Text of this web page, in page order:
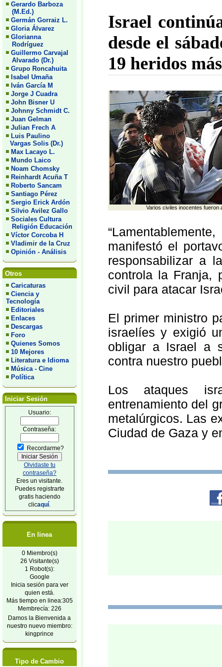
Gerardo Barboza
(M.Ed.)
Germán Gorraiz L.
Gloria Álvarez
Glorianna
Rodríguez
Guillermo Carvajal
Alvarado (Dr.)
Grupo Roncahuita
Isabel Umaña
Iván García M
Jorge J Cuadra
John Bisner U
Johnny Schmidt C.
Juan Gelman
Julian Frech A
Luis Paulino
Vargas Solis (Dr.)
Max Lacayo L.
Mundo Laico
Noam Chomsky
Reinhardt Acuña T
Roberto Sancam
Santiago Pérez
Sergio Erick Ardón
Silvio Avilez Gallo
Sociales Cultura
Religión Educación
Víctor Corcoba H
Vladimir de la Cruz
Opinión - Análisis
Otros
Caricaturas
Ciencia y
Tecnología
Editoriales
Enlaces
Descargas
Foro
Quienes Somos
10 Mejores
Literatura e Idioma
Música - Cine
Política
Iniciar Sesión
Usuario:
Contraseña:
Recordarme?
Olvidaste tu
contraseña?
Eres un visitante.
Puedes registrarte
gratis haciendo
clicaquí
En linea
0 Miembro(s)
26 Visitante(s)
1 Robot(s):
Google
Inicia sesión para ver
quien está.
Más tiempo en linea:305
Membrecía: 226
Damos la Bienvenida a
nuestro nuevo miembro:
kingprince
Tipo de Cambio
Israel
desde el
19 heridos más
Varios civiles inocentes fueron
manifestó el
responsabilizar a
controla la Franja,
civil para atacar
El primer ministro
israelíes y exigió
obligar a Israel a
contra nuestro
Los ataques
entrenamiento del
metalúrgicos. Las
Ciudad de Gaza y